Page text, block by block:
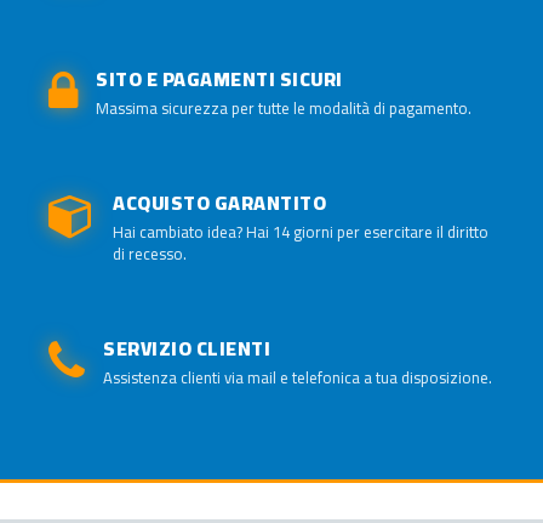
SITO E PAGAMENTI SICURI
Massima sicurezza per tutte le modalità di pagamento.
ACQUISTO GARANTITO
Hai cambiato idea? Hai 14 giorni per esercitare il diritto
di recesso.
SERVIZIO CLIENTI
Assistenza clienti via mail e telefonica a tua disposizione.